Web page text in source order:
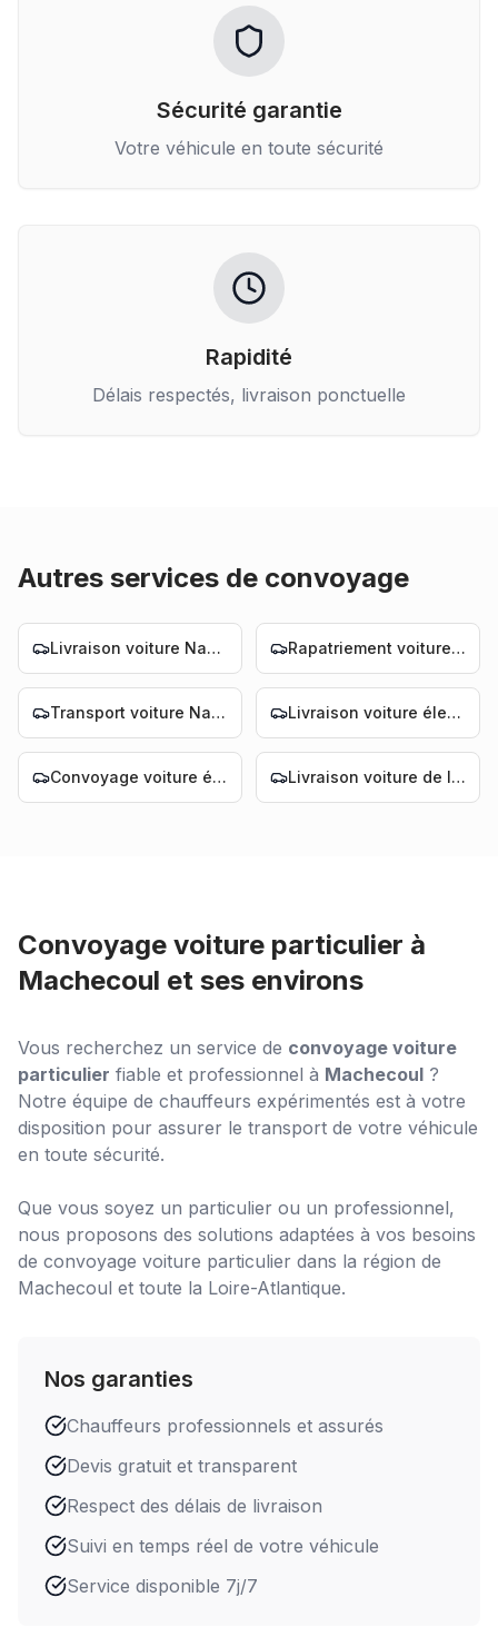
Sécurité garantie
Votre véhicule en toute sécurité
Rapidité
Délais respectés, livraison ponctuelle
Autres services de convoyage
Livraison voiture Nantes Rapatriement voiture Nantes
Transport voiture Nantes Livraison voiture électrique Nantes
Convoyage voiture électrique Nantes Livraison voiture de luxe Nantes
Convoyage voiture particulier à
Machecoul et ses environs
Vous recherchez un service de convoyage voiture
particulier fiable et professionnel à Machecoul ?
Notre équipe de chauffeurs expérimentés est à votre
disposition pour assurer le transport de votre véhicule
en toute sécurité.
Que vous soyez un particulier ou un professionnel,
nous proposons des solutions adaptées à vos besoins
de convoyage voiture particulier dans la région de
Machecoul et toute la Loire-Atlantique.
Nos garanties
Chauffeurs professionnels et assurés
Devis gratuit et transparent
Respect des délais de livraison
Suivi en temps réel de votre véhicule
Service disponible 7j/7